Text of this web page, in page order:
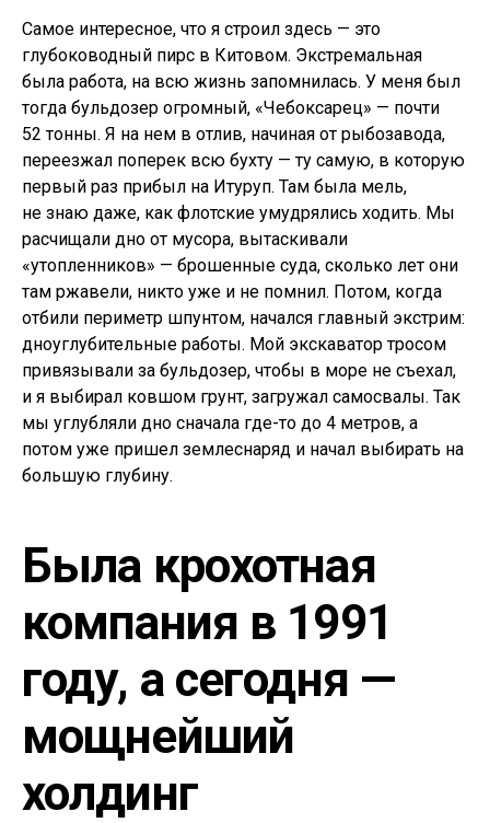
Самое интересное, что я строил здесь — это
глубоководный пирс в Китовом. Экстремальная
была работа, на всю жизнь запомнилась. У меня был
тогда бульдозер огромный, «Чебоксарец» — почти
52 тонны. Я на нем в отлив, начиная от рыбозавода,
переезжал поперек всю бухту — ту самую, в которую
первый раз прибыл на Итуруп. Там была мель,
не знаю даже, как флотские умудрялись ходить. Мы
расчищали дно от мусора, вытаскивали
«утопленников» — брошенные суда, сколько лет они
там ржавели, никто уже и не помнил. Потом, когда
отбили периметр шпунтом, начался главный экстрим:
дноуглубительные работы. Мой экскаватор тросом
привязывали за бульдозер, чтобы в море не съехал,
и я выбирал ковшом грунт, загружал самосвалы. Так
мы углубляли дно сначала где-то до 4 метров, а
потом уже пришел землеснаряд и начал выбирать на
большую глубину.
Была крохотная
компания в 1991
году, а сегодня —
мощнейший
холдинг